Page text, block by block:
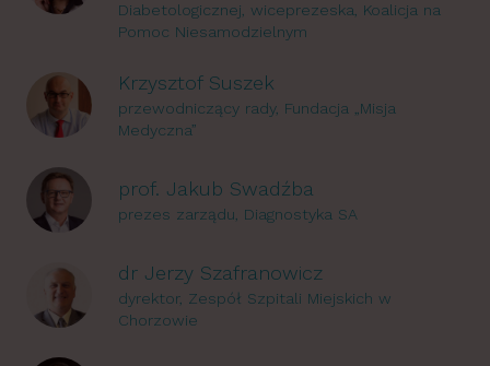
Diabetologicznej, wiceprezeska, Koalicja na
Pomoc Niesamodzielnym
Krzysztof Suszek
przewodniczący rady, Fundacja „Misja
Medyczna”
prof. Jakub Swadźba
prezes zarządu, Diagnostyka SA
dr Jerzy Szafranowicz
dyrektor, Zespół Szpitali Miejskich w
Chorzowie